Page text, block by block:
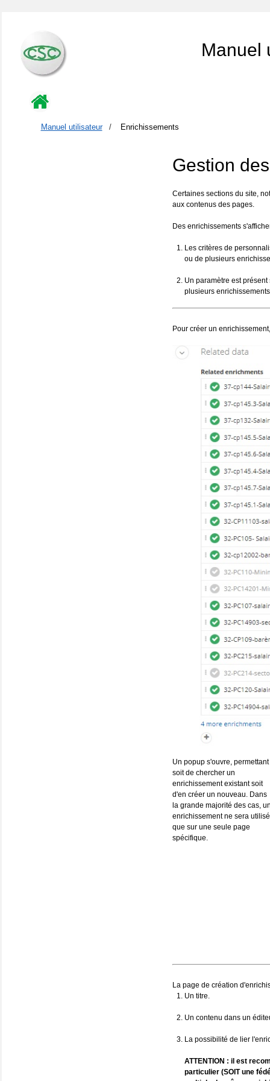
Manuel
Manuel utilisateur / Enrichissements
Gestion
Certaines sections du site,
aux contenus des pages.
Des enrichissements
Les critères de
ou de plusieurs
Un paramètre est
plusieurs
Pour créer un
Un popup s'ouvre, permettant
soit de chercher un
enrichissement existant soit
d'en créer un nouveau. Dans
la grande majorité des cas,
enrichissement ne sera utilisé
que sur une seule page
spécifique.
La page de création
Un titre.
Un contenu dans un
La possibilité de lier
ATTENTION : il est
particulier (SOIT une